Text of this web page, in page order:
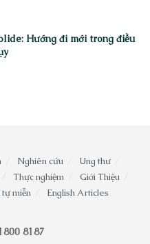
Hướng đi mới trong điều
Nghiên cứu
Ung thư
Thực nghiệm
Giới Thiệu
tự miễn English Articles
8187